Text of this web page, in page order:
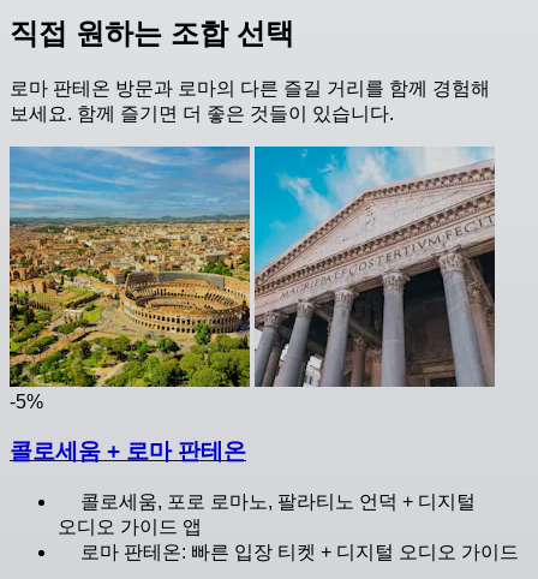
직접 원하는 조합 선택
로마 판테온 방문과 로마의 다른 즐길 거리를 함께 경험해
보세요. 함께 즐기면 더 좋은 것들이 있습니다.
-5%
콜로세움 + 로마 판테온
콜로세움, 포로 로마노, 팔라티노 언덕 + 디지털
오디오 가이드 앱
로마 판테온: 빠른 입장 티켓 + 디지털 오디오 가이드